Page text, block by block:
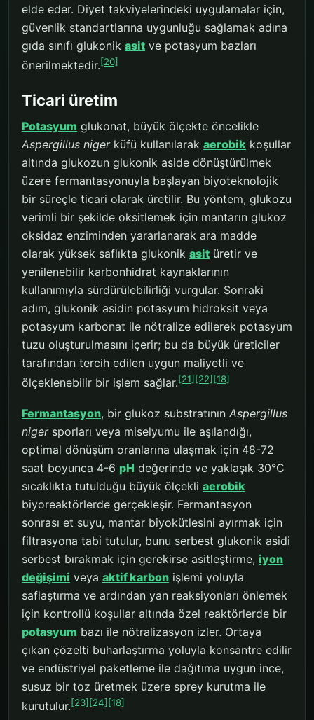
elde eder. Diyet takviyelerindeki uygulamalar için,
güvenlik standartlarına uygunluğu sağlamak adına
gıda sınıfı glukonik asit ve potasyum bazları
önerilmektedir.[20]
Ticari üretim
Potasyum glukonat, büyük ölçekte öncelikle
Aspergillus nigerküfü kullanılarak aerobik koşullar
altında glukozun glukonik aside dönüştürülmek
üzere fermantasyonuyla başlayan biyoteknolojik
bir süreçle ticari olarak üretilir. Bu yöntem, glukozu
verimli bir şekilde oksitlemek için mantarın glukoz
oksidaz enziminden yararlanarak ara madde
olarak yüksek saflıkta glukonik asit üretir ve
yenilenebilir karbonhidrat kaynaklarının
kullanımıyla sürdürülebilirliği vurgular. Sonraki
adım, glukonik asidin potasyum hidroksit veya
potasyum karbonat ile nötralize edilerek potasyum
tuzu oluşturulmasını içerir; bu da büyük üreticiler
tarafından tercih edilen uygun maliyetli ve
ölçeklenebilir bir işlem sağlar.[21] [22] [18]
Fermantasyon, bir glukoz substratının Aspergillus
nigersporları veya miselyumu ile aşılandığı,
optimal dönüşüm oranlarına ulaşmak için 48-72
saat boyunca 4-6 pH değerinde ve yaklaşık 30°C
sıcaklıkta tutulduğu büyük ölçekli aerobik
biyoreaktörlerde gerçekleşir. Fermantasyon
sonrası et suyu, mantar biyokütlesini ayırmak için
filtrasyona tabi tutulur, bunu serbest glukonik asidi
serbest bırakmak için gerekirse asitleştirme, iyon
değişimi veya aktif karbon işlemi yoluyla
saflaştırma ve ardından yan reaksiyonları önlemek
için kontrollü koşullar altında özel reaktörlerde bir
potasyum bazı ile nötralizasyon izler. Ortaya
çıkan çözelti buharlaştırma yoluyla konsantre edilir
ve endüstriyel paketleme ile dağıtıma uygun ince,
susuz bir toz üretmek üzere sprey kurutma ile
kurutulur.[23] [24] [18]